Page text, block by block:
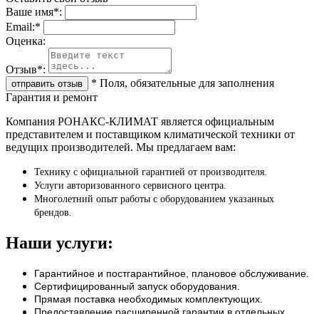
Ваше имя*:
Email:*
Oценка:
Отзыв*:
* Поля, обязательные для заполнения
Гарантия и ремонт
Компания РОНАКС-КЛИМАТ является официальным
представителем и поставщиком климатической техники от
ведущих производителей. Мы предлагаем вам:
Технику с официальной гарантией от производителя.
Услуги авторизованного сервисного центра.
Многолетний опыт работы с оборудованием указанных
брендов.
Наши услуги:
Гарантийное и постгарантийное, плановое обслуживание.
Сертифицированный запуск оборудования.
Прямая поставка необходимых комплектующих.